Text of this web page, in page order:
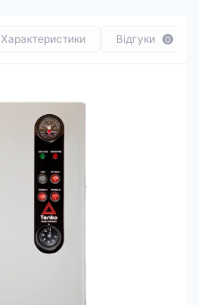
Характеристики Відгуки 0